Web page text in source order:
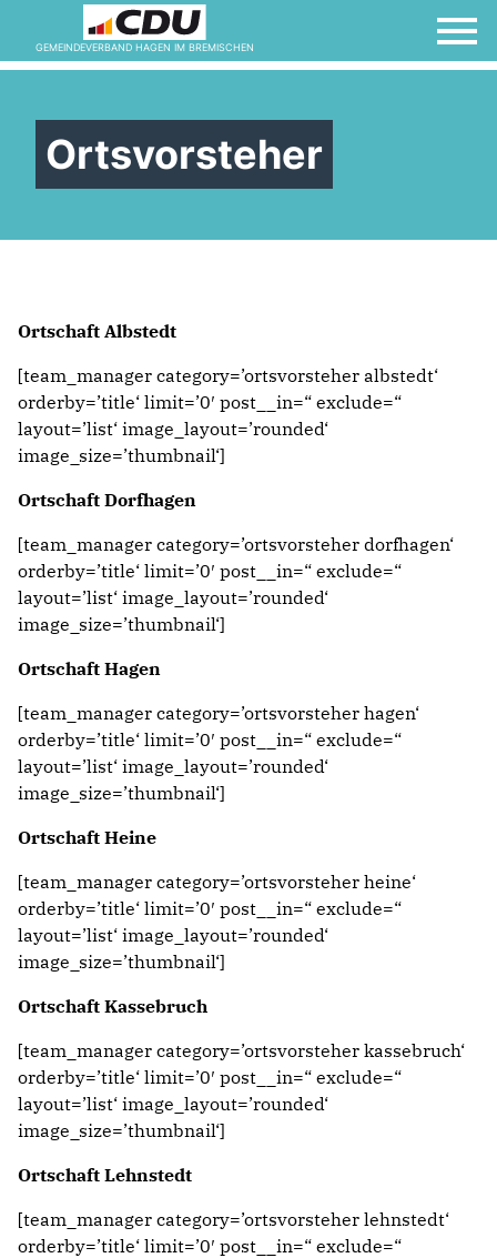
GEMEINDEVERBAND HAGEN IM BREMISCHEN
Ortsvorsteher
Ortschaft Albstedt
[team_manager category=’ortsvorsteher albstedt‘
orderby=’title‘ limit=’0′ post__in=“ exclude=“
layout=’list‘ image_layout=’rounded‘
image_size=’thumbnail‘]
Ortschaft Dorfhagen
[team_manager category=’ortsvorsteher dorfhagen‘
orderby=’title‘ limit=’0′ post__in=“ exclude=“
layout=’list‘ image_layout=’rounded‘
image_size=’thumbnail‘]
Ortschaft Hagen
[team_manager category=’ortsvorsteher hagen‘
orderby=’title‘ limit=’0′ post__in=“ exclude=“
layout=’list‘ image_layout=’rounded‘
image_size=’thumbnail‘]
Ortschaft Heine
[team_manager category=’ortsvorsteher heine‘
orderby=’title‘ limit=’0′ post__in=“ exclude=“
layout=’list‘ image_layout=’rounded‘
image_size=’thumbnail‘]
Ortschaft Kassebruch
[team_manager category=’ortsvorsteher kassebruch‘
orderby=’title‘ limit=’0′ post__in=“ exclude=“
layout=’list‘ image_layout=’rounded‘
image_size=’thumbnail‘]
Ortschaft Lehnstedt
[team_manager category=’ortsvorsteher lehnstedt‘
orderby=’title‘ limit=’0′ post__in=“ exclude=“